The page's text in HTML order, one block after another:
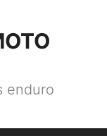
enduro